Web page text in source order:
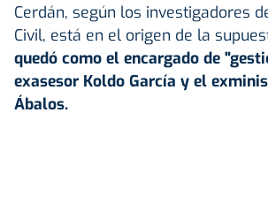
Cerdán, según los investigadores
Civil, está en el origen de la
quedó como el encargado de
exasesor Koldo García y el
Ábalos.